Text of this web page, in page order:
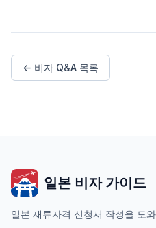
← 비자 Q&A 목록
일본 비자 가이드
일본 재류자격 신청서 작성을 도